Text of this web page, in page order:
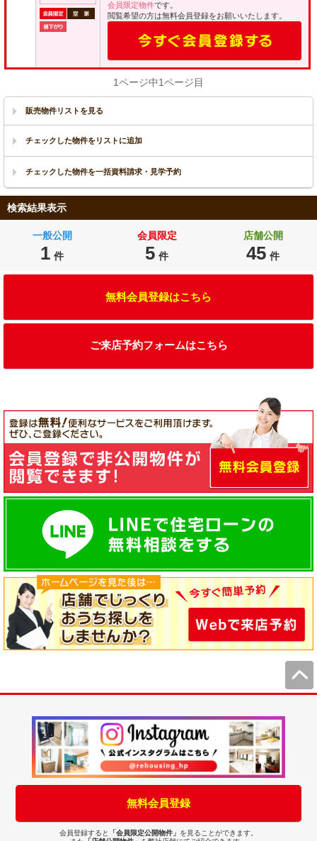
会員限定物件です。
閲覧希望の方は無料会員登録をお願いいたします。
1ページ中1ページ目
販売物件リストを見る
検索結果表示
一般公開
1 件
会員限定
5 件
店舗公開
45 件
無料会員登録はこちら
ご来店予約フォームはこちら
無料会員登録
会員登録すると 「会員限定公開物件」 を見ることができます。